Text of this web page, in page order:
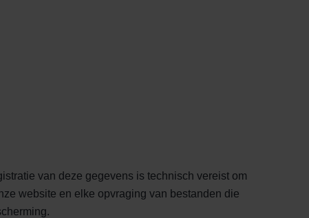
van deze gegevens is technisch vereist om
website en elke opvraging van bestanden die